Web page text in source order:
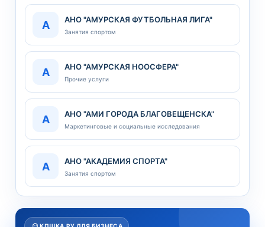
А АНО "АМУРСКАЯ ФУТБОЛЬНАЯ ЛИГА"
Занятия спортом
А АНО "АМУРСКАЯ НООСФЕРА"
Прочие услуги
А АНО "АМИ ГОРОДА БЛАГОВЕЩЕНСКА"
Маркетинговые и социальные исследования
А АНО "АКАДЕМИЯ СПОРТА"
Занятия спортом